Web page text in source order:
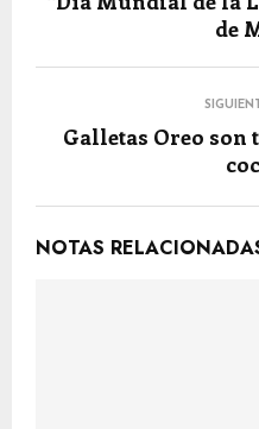
de
Galletas Oreo son
NOTAS